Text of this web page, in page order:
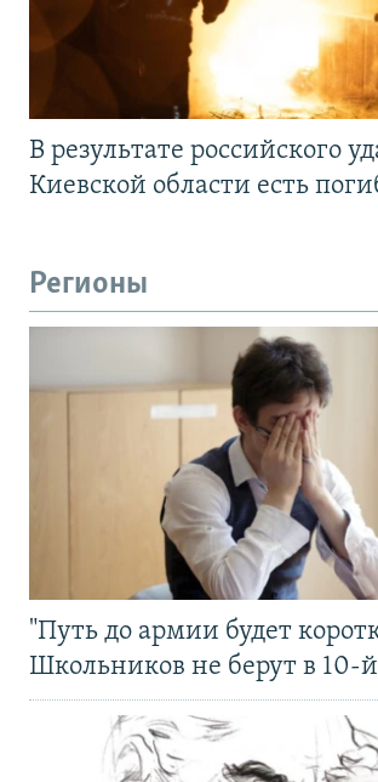
В результате российского
Киевской области есть
Регионы
"Путь до армии будет
Школьников не берут в 10-й